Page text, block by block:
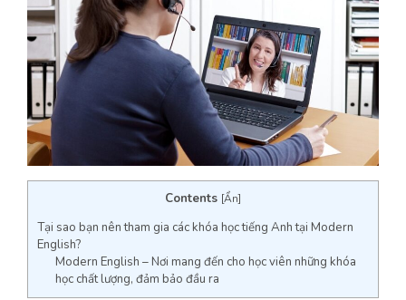
Contents [Ẩn]
Tại sao bạn nên tham gia các khóa học tiếng Anh tại Modern
English?
Modern English – Nơi mang đến cho học viên những khóa
học chất lượng, đảm bảo đầu ra